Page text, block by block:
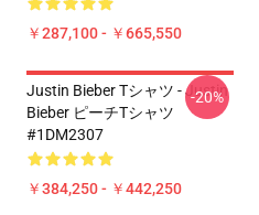
￥287,100 - ￥665,550
Justin Bieber Tシャツ - Justin
Bieber ピーチTシャツ
#1DM2307
￥384,250 - ￥442,250
-20%